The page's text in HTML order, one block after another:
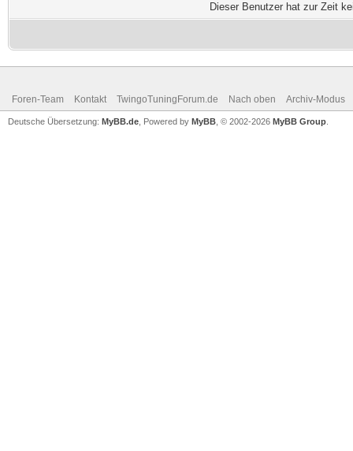
Dieser Benutzer hat zur Zeit
Foren-Team Kontakt TwingoTuningForum.de Nach oben Archiv-Modus
Deutsche Übersetzung: MyBB.de , Powered by MyBB , © 2002-2026 MyBB Group